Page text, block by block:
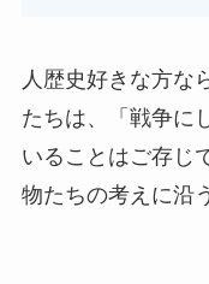
人歴史好きな方な
たちは、「戦争に
いることはご存じ
物たちの考えに沿